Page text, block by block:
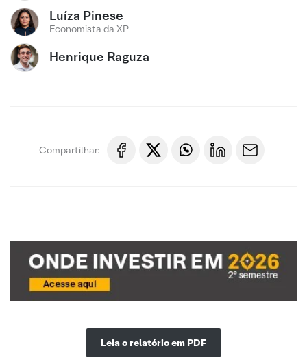
Luíza Pinese
Economista da XP
Henrique Raguza
Compartilhar:
Leia o relatório em PDF